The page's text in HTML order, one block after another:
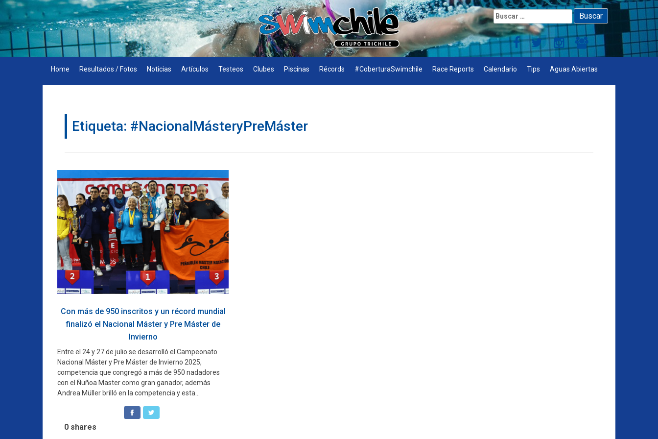
Skip
content
Buscar:
Home Resultados / Fotos Noticias Artículos Testeos Clubes Piscinas Récords #CoberturaSwimchile Race Reports Calendario Tips Aguas Abiertas
Etiqueta: #NacionalMásteryPreMáster
Con más de 950 inscritos y un récord mundial
finalizó el Nacional Máster y Pre Máster de
Invierno
Entre el 24 y 27 de julio se desarrolló el Campeonato
Nacional Máster y Pre Máster de Invierno 2025,
competencia que congregó a más de 950 nadadores
con el Ñuñoa Master como gran ganador, además
Andrea Müller brilló en la competencia y esta...
0 shares